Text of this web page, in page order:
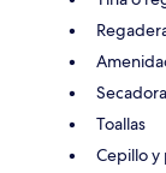
Toallas
Cepillo y